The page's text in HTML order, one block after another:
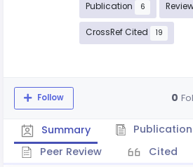
Publication 6
CrossRef Cited 19
Follow 0
Summary
Peer Review
Cited